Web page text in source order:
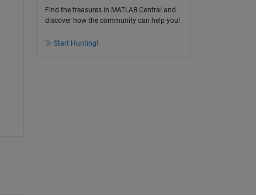
Find the treasures in MATLAB Central and
discover how the community can help you!
Start Hunting!